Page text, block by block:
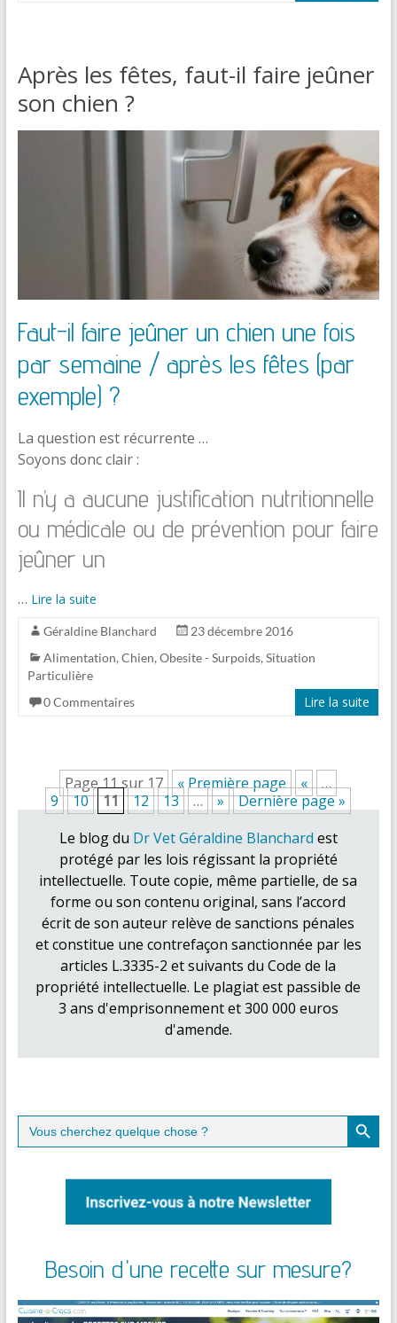
Après les fêtes, faut-il faire jeûner
son chien ?
Faut-il faire jeûner un chien une fois
par semaine / après les fêtes (par
exemple) ?
La question est récurrente …
Soyons donc clair :
Il n’y a aucune justification nutritionnelle
ou médicale ou de prévention pour faire
jeûner un
… Lire la suite
Géraldine Blanchard
23 décembre 2016
Alimentation, Chien, Obesite - Surpoids, Situation
Particulière
0 Commentaires
Lire la suite
Page 11 sur 17 « Première page «
…
9
10 11 12 13 … »
Dernière page »
Le blog du Dr Vet Géraldine Blanchard est
protégé par les lois régissant la propriété
intellectuelle. Toute copie, même partielle, de sa
forme ou son contenu original, sans l’accord
écrit de son auteur relève de sanctions pénales
et constitue une contrefaçon sanctionnée par les
articles L.3335-2 et suivants du Code de la
propriété intellectuelle. Le plagiat est passible de
3 ans d'emprisonnement et 300 000 euros
d'amende.
Search
for:
Search Button
Besoin d'une recette sur mesure?